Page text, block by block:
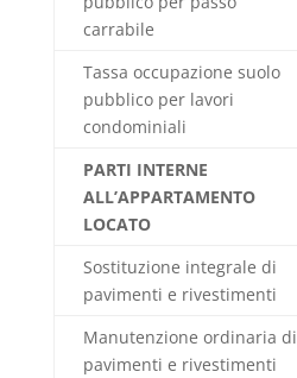
carrabile
Tassa occupazione suolo
pubblico per lavori
condominiali
PARTI INTERNE
ALL’APPARTAMENTO
LOCATO
Sostituzione integrale di
pavimenti e rivestimenti
Manutenzione ordinaria di
pavimenti e rivestimenti